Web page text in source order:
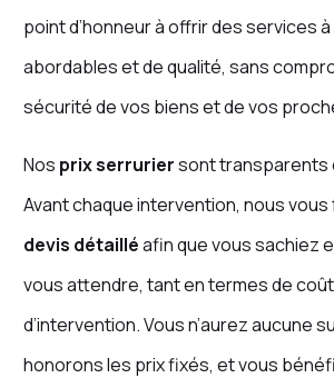
point d’honneur à offrir des services
abordables et de qualité, sans
sécurité de vos biens et de vos
Nos prix serruriersont transparents
Avant chaque intervention, nous
devis détailléafin que vous sachiez
vous attendre, tant en termes de
d’intervention. Vous n’aurez aucune
honorons les prix fixés, et vous